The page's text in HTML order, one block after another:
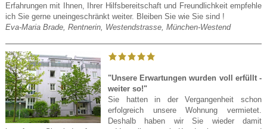
Erfahrungen mit Ihnen, Ihrer Hilfsbereitschaft und Freundlichkeit empfehle
ich Sie gerne uneingeschränkt weiter. Bleiben Sie wie Sie sind !
Eva-Maria Brade, Rentnerin, Westendstrasse, München-Westend
"Unsere Erwartungen wurden voll erfüllt -
weiter so!"
Sie hatten in der Vergangenheit schon
erfolgreich unsere Wohnung vermietet.
Deshalb haben wir Sie wieder damit